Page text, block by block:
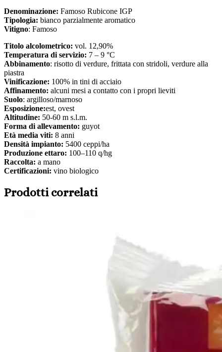
Denominazione: Famoso Rubicone IGP
Tipologia: bianco parzialmente aromatico
Vitigno: Famoso
Titolo alcolometrico: vol. 12,90%
Temperatura di servizio: 7 – 9 °C
Abbinamento: risotto di verdure, frittata con stridoli, verdure alla
piastra
Vinificazione: 100% in tini di acciaio
Affinamento: alcuni mesi a contatto con i propri lieviti
Suolo: argilloso/marnoso
Esposizione:est, ovest
Altitudine: 50-60 m s.l.m.
Forma di allevamento: guyot
Età media viti: 8 anni
Densità impianto: 5400 ceppi/ha
Produzione ettaro: 100–110 q/hg
Raccolta: a mano
Certificazioni: vino biologico
Prodotti correlati